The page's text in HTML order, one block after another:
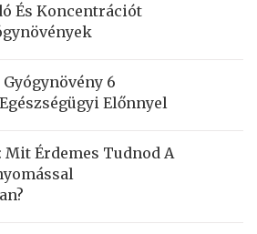
És Koncentrációt
6
Előnnyel
Érdemes Tudnod A